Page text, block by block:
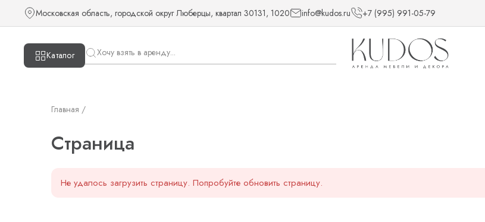
Московская область, городской округ Люберцы, квартал 30131, 1020 info@kudos.ru +7 (995) 991-05-79
Каталог
Главная /
Страница
Не удалось загрузить страницу. Попробуйте обновить страницу.
Страница — KUDOS